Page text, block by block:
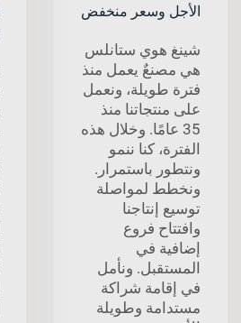
الأجل وسعر منخفض
شينغ هوي ستانلس
هي مصنعٌ يعمل منذ
فترة طويلة، ونعمل
على منتجاتنا منذ
35 عامًا. وخلال هذه
الفترة، كنا ننمو
ونتطور باستمرار.
ونخطط لمواصلة
توسيع إنتاجنا
وافتتاح فروع
إضافية في
المستقبل. ونأمل
في إقامة شراكة
مستدامة وطويلة